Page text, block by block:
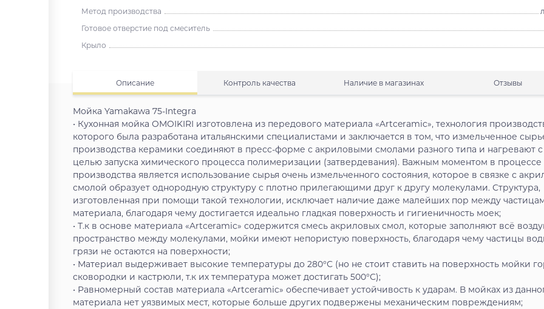
Метод производства
Готовое отверстие под смеситель
Крыло
Описание Контроль качества Наличие в магазинах Отзывы
Мойка Yamakawa 75-Integra
• Кухонная мойка OMOIKIRI изготовлена из передового материала «Artceramic», технология
которого была разработана итальянскими специалистами и заключается в том, что измельченное
производства керамики соединяют в пресс-форме с акриловыми смолами разного типа и нагревают с
целью запуска химического процесса полимеризации (затвердевания). Важным моментом в процессе
производства является использование сырья очень измельченного состояния, которое в связке с
смолой образует однородную структуру с плотно прилегающими друг к другу молекулами. Структура,
изготовленная при помощи такой технологии, исключает наличие даже малейших пор между
материала, благодаря чему достигается идеально гладкая поверхность и гигиеничность моек;
• Т.к в основе материала «Artceramic» содержится смесь акриловых смол, которые заполняют всё
пространство между молекулами, мойки имеют непористую поверхность, благодаря чему частицы
грязи не остаются на поверхности;
• Материал выдерживает высокие температуры до 280°С (но не стоит ставить на поверхность мойки
сковородки и кастрюли, т.к их температура может достигать 500°С);
• Равномерный состав материала «Artceramic» обеспечивает устойчивость к ударам. В мойках из
материала нет уязвимых мест, которые больше других подвержены механическим повреждениям;